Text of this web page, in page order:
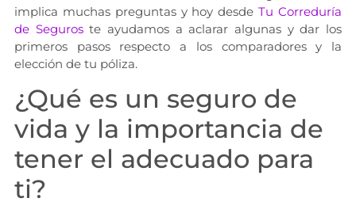
implica muchas preguntas y hoy desdeTu Correduría
de Seguroste ayudamos a aclarar algunas y dar los
primeros pasos respecto a los comparadores y la
elección de tu póliza.
¿Qué es un seguro de
vida y la importancia de
tener el adecuado para
ti?